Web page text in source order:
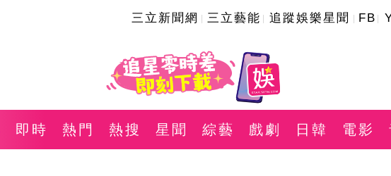
三立新聞網 三立藝能 追蹤娛樂星聞 FB
即時 熱門 熱搜 星聞 綜藝 戲劇 日韓 電影